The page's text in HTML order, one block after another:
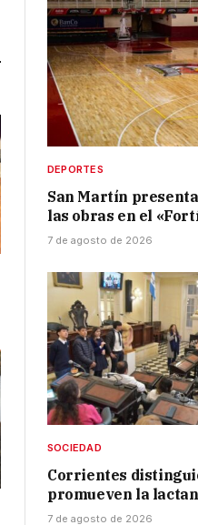
DEPORTES
San Martín
las obras en el
7 de agosto de 2026
SOCIEDAD
Corrientes
promueven la
7 de agosto de 2026